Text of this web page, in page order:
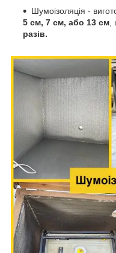
Шумоізоляція -
5 см, 7 см, або 13 см
разів.